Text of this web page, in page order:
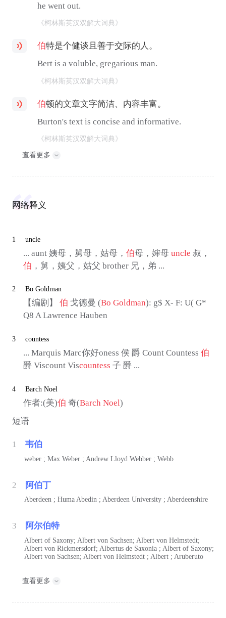
he went out.
《柯林斯英汉双解大词典》
伯特是个健谈且善于交际的人。
Bert is a voluble, gregarious man.
《柯林斯英汉双解大词典》
伯顿的文章文字简洁、内容丰富。
Burton's text is concise and informative.
《柯林斯英汉双解大词典》
查看更多
网络释义
1 uncle
... aunt 姨母，舅母，姑母， 伯母，婶母 uncle 叔，
伯 ，舅，姨父，姑父 brother 兄，弟 ...
2 Bo Goldman
【编剧】 伯 戈德曼 (Bo Goldman): g$ X- F: U( G*
Q8 A Lawrence Hauben
3 countess
... Marquis Marc你好oness 侯 爵 Count Countess 伯
爵 Viscount Viscountess 子 爵 ...
4 Barch Noel
作者:(美)伯 奇(Barch Noel)
短语
1 韦伯
weber ; Max Weber ; Andrew Lloyd Webber ; Webb
2 阿伯丁
Aberdeen ; Huma Abedin ; Aberdeen University ; Aberdeenshire
3 阿尔伯特
Albert of Saxony; Albert von Sachsen; Albert von Helmstedt;
Albert von Rickmersdorf; Albertus de Saxonia ; Albert of Saxony;
Albert von Sachsen; Albert von Helmstedt ; Albert ; Aruberuto
查看更多